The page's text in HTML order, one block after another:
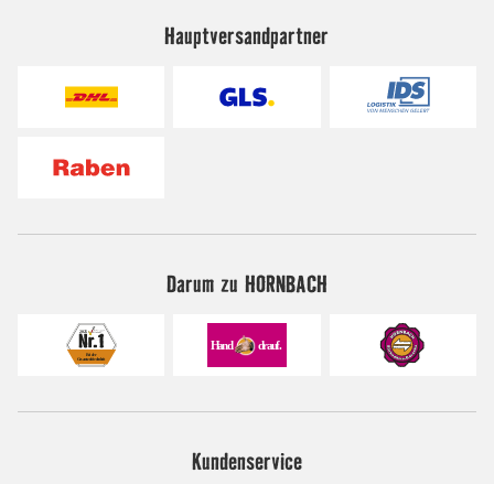
Hauptversandpartner
Darum zu HORNBACH
Kundenservice